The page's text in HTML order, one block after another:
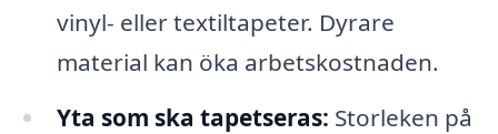
vinyl- eller textiltapeter. Dyrare
material kan öka arbetskostnaden.
Yta som ska tapetseras: Storleken på